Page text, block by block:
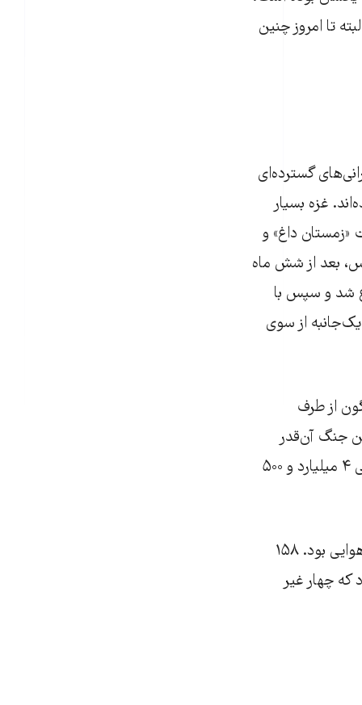
تا امروز چنین
گسترده‌ای
غزه بسیار
«زمستان داغ» و
سال ۲۰۰۸ صورت گرفت و سپس، بعد از شش ماه
با حمله‌های هوایی در روز ۲۷ دسامبر ۲۰۰۸ شروع شد و سپس با
یک‌جانبه‌ از سوی
از طرف
کشته داد. زیان‌های این جنگ آن‌قدر
سنگین بودند که هنوز به‌طور کامل برطرف نشده‌اند، هر چند از کشورهای عربی و غربی ۴ میلیارد و ۵۰۰
در پایان اکتبر ۲۰۱۲ حمله بزرگ دیگری صورت گرفت که این بار فقط شامل بمباران هوایی بود. ۱۵۸
داد که چهار غیر